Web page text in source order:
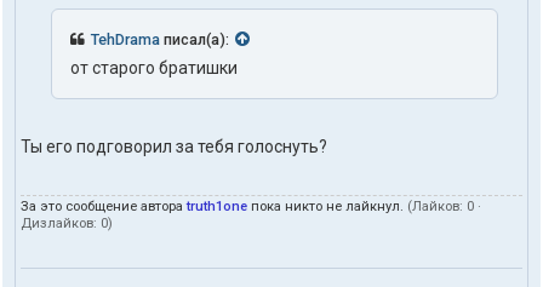
t
u
t
n
TehDrama писал(а):
от старого братишки
Ты его подговорил за тебя голоснуть?
За это сообщение автораtruth1one пока никто не лайкнул. (Лайков: 0 ·
Дизлайков: 0)